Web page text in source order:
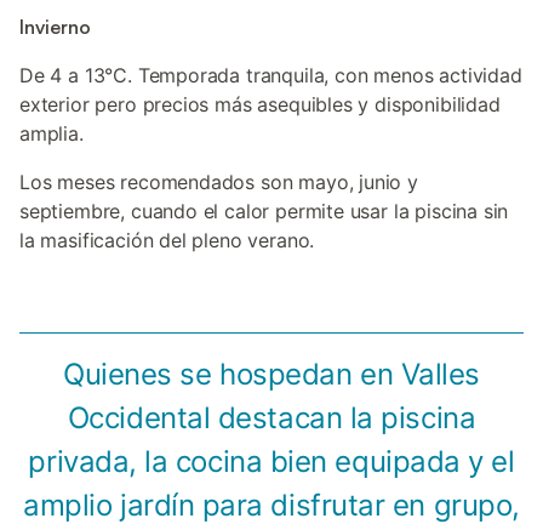
Invierno
De 4 a 13°C. Temporada tranquila, con menos actividad
exterior pero precios más asequibles y disponibilidad
amplia.
Los meses recomendados son mayo, junio y
septiembre, cuando el calor permite usar la piscina sin
la masificación del pleno verano.
Quienes se hospedan en Valles
Occidental destacan la piscina
privada, la cocina bien equipada y el
amplio jardín para disfrutar en grupo,